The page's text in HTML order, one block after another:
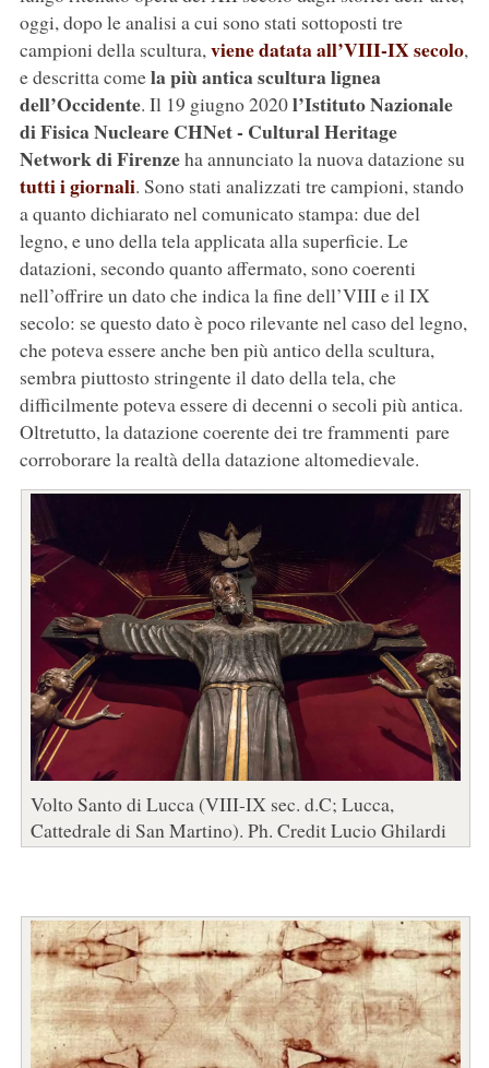
oggi, dopo le analisi a cui sono stati sottoposti tre
campioni della scultura,viene datata all’VIII-IX secolo,
e descritta comela più antica scultura lignea
dell’Occidente. Il 19 giugno 2020l’Istituto Nazionale
di Fisica Nucleare CHNet - Cultural Heritage
Network di Firenzeha annunciato la nuova datazione su
tutti i giornali. Sono stati analizzati tre campioni, stando
a quanto dichiarato nel comunicato stampa: due del
legno, e uno della tela applicata alla superficie. Le
datazioni, secondo quanto affermato, sono coerenti
nell’offrire un dato che indica la fine dell’VIII e il IX
secolo: se questo dato è poco rilevante nel caso del legno,
che poteva essere anche ben più antico della scultura,
sembra piuttosto stringente il dato della tela, che
difficilmente poteva essere di decenni o secoli più antica.
Oltretutto, la datazione coerente dei tre frammenti pare
corroborare la realtà della datazione altomedievale.
Volto Santo di Lucca (VIII-IX sec. d.C; Lucca,
Cattedrale di San Martino). Ph. Credit Lucio Ghilardi